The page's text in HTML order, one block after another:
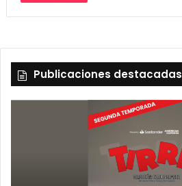
Publicaciones destacadas